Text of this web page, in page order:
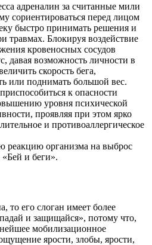
адреналин за считанные мили
сориентироваться перед лицом
быстро принимать решения и
травмах. Блокируя воздействие
кровеносных сосудов
возможность личности в
скорость бега,
или поднимать большой вес.
к опасности
уровня психической
проявляя при этом ярко
и противоаллергическое
реакцию организма на выброс
и беги».
то его слоган имеет более
и защищайся», потому что,
мобилизационное
ярости, злобы, ярости,